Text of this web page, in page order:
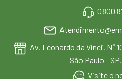
0800
Av. Leonardo da Vinci, N°
São Paulo -
Visite o